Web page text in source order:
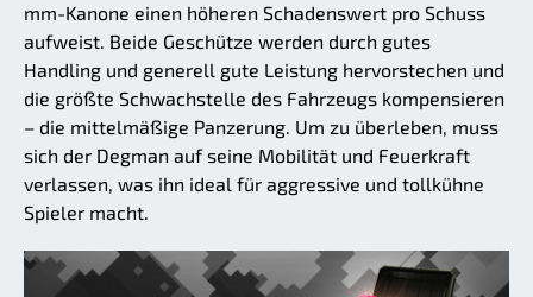
mm-Kanone einen höheren Schadenswert pro Schuss
aufweist. Beide Geschütze werden durch gutes
Handling und generell gute Leistung hervorstechen und
die größte Schwachstelle des Fahrzeugs kompensieren
– die mittelmäßige Panzerung. Um zu überleben, muss
sich der Degman auf seine Mobilität und Feuerkraft
verlassen, was ihn ideal für aggressive und tollkühne
Spieler macht.